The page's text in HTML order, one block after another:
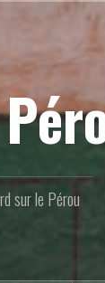
sur le Pérou